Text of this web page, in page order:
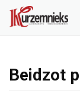
Beidzot